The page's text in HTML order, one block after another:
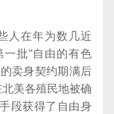
在年为数几近
一批"自由的有色
卖身契约期满后
美各殖民地被确
段获得了自由身